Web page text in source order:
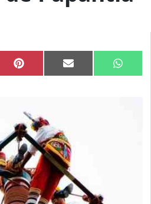
Compartir
en
Pinterest Compartir
en
Email
en